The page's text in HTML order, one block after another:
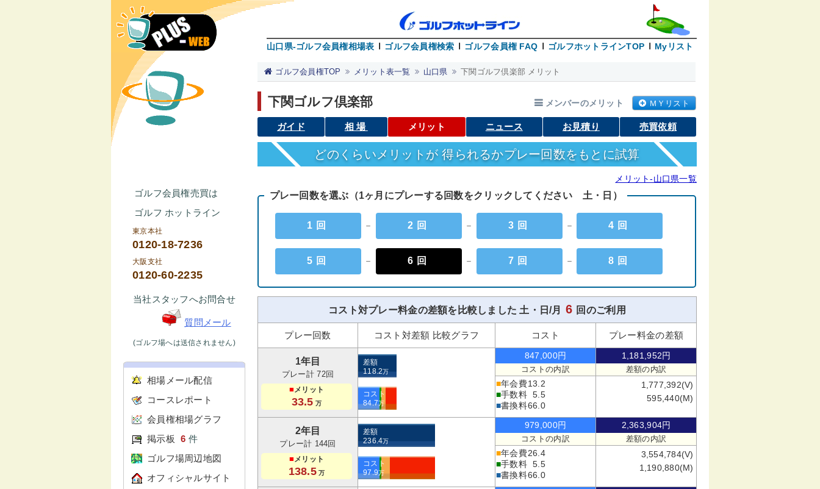
山口県-ゴルフ会員権相場表 ゴルフ会員権検索 ゴルフ会員権 FAQ ゴルフホットラインTOP Myリスト
ゴルフ会員権売買は
ゴルフ ホットライン
東京本社
0120-18-7236
大阪支社
0120-60-2235
当社スタッフへお問合せ
質問メール
(ゴルフ場へは送信されません)
相場メール配信
コースレポート
会員権相場グラフ
掲示板
6 件
ゴルフ場周辺地図
オフィシャルサイト
ゴルフ会員権TOP メリット表一覧 山口県 下関ゴルフ倶楽部 メリット
下関ゴルフ倶楽部 メンバーのメリット ＭＹリスト
ガイド 相場 メリット ニュース お見積り 売買依頼
どのくらいメリットが 得られるかプレー回数をもとに試算
メリット-山口県一覧
プレー回数を選ぶ（1ヶ月にプレーする回数をクリックしてください 土・日）
1回 － 2回 － 3回 － 4回
5回 － 6回 － 7回 － 8回
コスト対プレー料金の差額を比較しました 土・日/月 6 回のご利用
プレー回数 コスト対差額 比較グラフ コスト プレー料金の差額
1年目
プレー計 72回
■メリット
33.5 万
差額
118.2万
コスト
84.7万
847,000円
コストの内訳
■年会費13.2
■手数料 5.5
■書換料66.0
1,181,952円
差額の内訳
1,777,392(V)
595,440(M)
2年目
プレー計 144回
■メリット
138.5万
差額
236.4万
コスト
97.9万
979,000円
コストの内訳
■年会費26.4
■手数料 5.5
■書換料66.0
2,363,904円
差額の内訳
3,554,784(V)
1,190,880(M)